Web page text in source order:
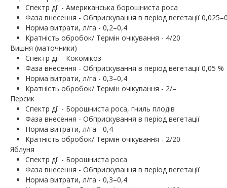
Спектр дії - Американська борошниста роса
Фаза внесення - Обприскування в період вегетації
Норма витрати, л/га - 0,2–0,4
Кратність обробок/ Термін очікування - 4/20
Вишня (маточники)
Спектр дії - Кокомікоз
Фаза внесення - Обприскування в період вегетації 0,05 %
Норма витрати, л/га - 0,3–0,4
Кратність обробок/ Термін очікування - 2/–
Персик
Спектр дії - Борошниста роса, гниль плодів
Фаза внесення - Обприскування в період вегетації
Норма витрати, л/га - 0,4
Кратність обробок/ Термін очікування - 2/20
Яблуня
Спектр дії - Борошниста роса
Фаза внесення - Обприскування в період вегетації
Норма витрати, л/га - 0,3–0,4